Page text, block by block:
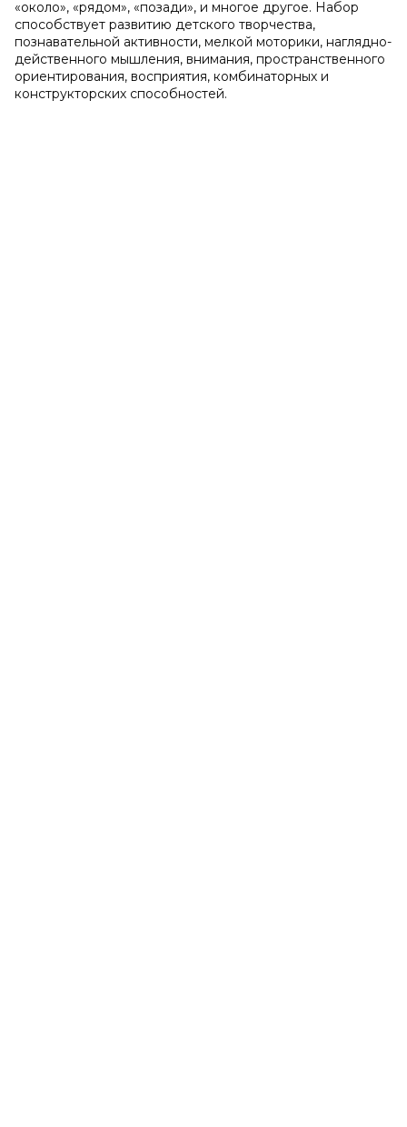
«около», «рядом», «позади», и многое другое. Набор
способствует развитию детского творчества,
познавательной активности, мелкой моторики, наглядно-
действенного мышления, внимания, пространственного
ориентирования, восприятия, комбинаторных и
конструкторских способностей.